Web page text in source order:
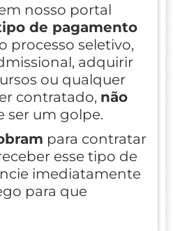
nosso portal
de pagamento
processo seletivo,
adquirir
ou qualquer
contratado, não
ser um golpe.
para contratar
esse tipo de
imediatamente
para que